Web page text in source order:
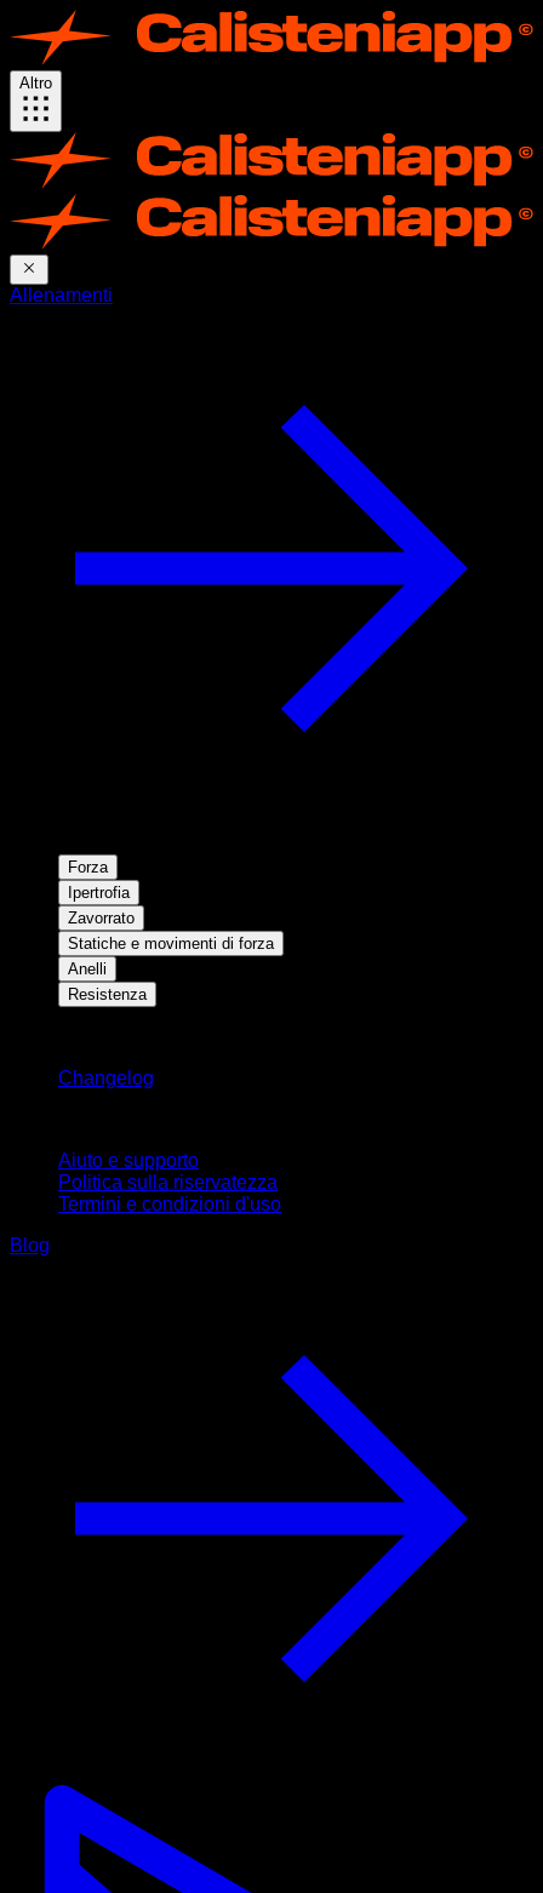
Altro
Allenamenti
Forza
Ipertrofia
Zavorrato
Statiche e movimenti di forza
Anelli
Resistenza
Changelog
Aiuto e supporto
Politica sulla riservatezza
Termini e condizioni d'uso
Blog